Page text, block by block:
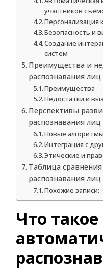
участников
Персонализация
Безопасность и
Создание
систем
Преимущества и
распознавания
Преимущества
Недостатки и
Перспективы
распознавания
Новые
Интеграция с
Этические и
Таблица
распознавания лиц
Похожие записи:
Что